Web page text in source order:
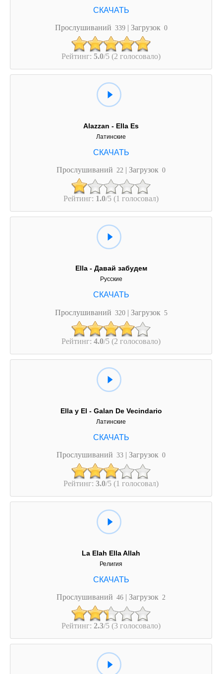
Прослушиваний 339 | Загрузок 0
Рейтинг: 5.0/5 (2 голосовало)
Alazzan - Ella Es
Латинские
Прослушиваний 22 | Загрузок 0
Рейтинг: 1.0/5 (1 голосовал)
Ella - Давай забудем
Русские
Прослушиваний 320 | Загрузок 5
Рейтинг: 4.0/5 (2 голосовало)
Ella y El - Galan De Vecindario
Латинские
Прослушиваний 33 | Загрузок 0
Рейтинг: 3.0/5 (1 голосовал)
La Elah Ella Allah
Религия
Прослушиваний 46 | Загрузок 2
Рейтинг: 2.3/5 (3 голосовало)